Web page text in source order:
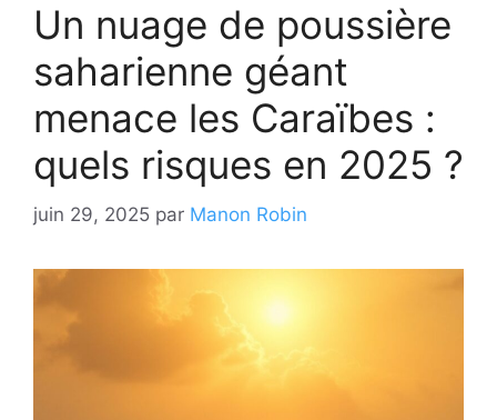
Un nuage de poussière
saharienne géant
menace les Caraïbes :
quels risques en 2025 ?
juin 29, 2025 par Manon Robin